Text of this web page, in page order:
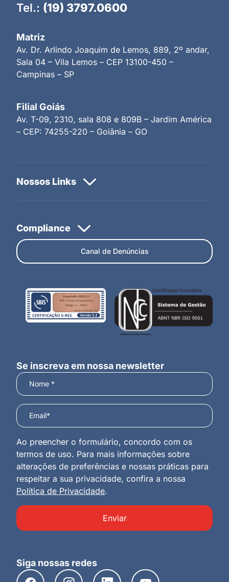
Tel.: (19) 3797.0600
Matriz
Av. Dr. Arlindo Joaquim de Lemos, 889, 2º andar,
Sala 04 – Vila Lemos – CEP 13100-450 –
Campinas – SP
Filial Goiás
Av. T-09, 2310, sala 808 e 809B – Jardim América
– CEP: 74255-220 – Goiânia – GO
Canal de Denúncias
Se inscreva em nossa newsletter
Ao preencher o formulário, concordo com os
termos de uso. Para mais informações sobre
alterações de preferências e nossas práticas para
respeitar a sua privacidade, confira a nossa
Política de Privacidade.
Enviar
Siga nossas redes